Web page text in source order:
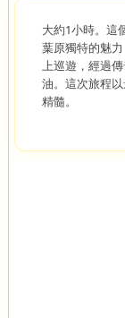
大約1小時。這
葉原獨特的魅
上巡遊，經過
油。這次旅程
精髓。